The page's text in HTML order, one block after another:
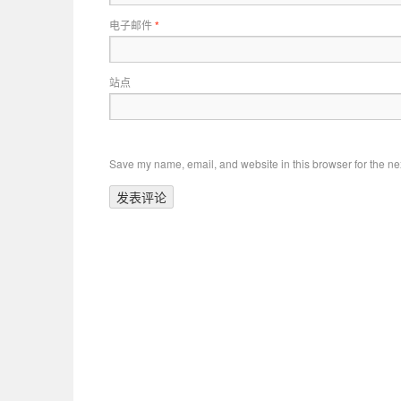
电子邮件*
站点
Save my name, email, and website in this browser for the